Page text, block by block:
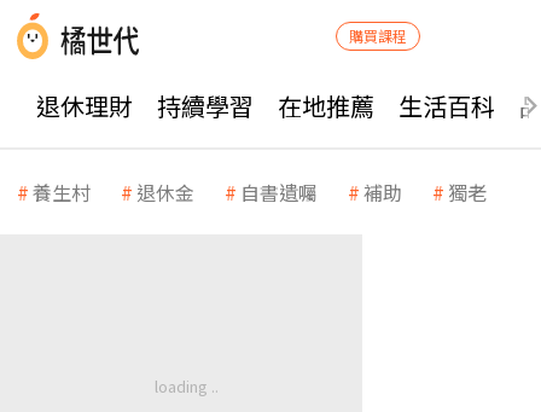
購買課程
退休理財 持續學習 在地推薦 生活百科
養生村 退休金 自書遺囑 補助 獨老